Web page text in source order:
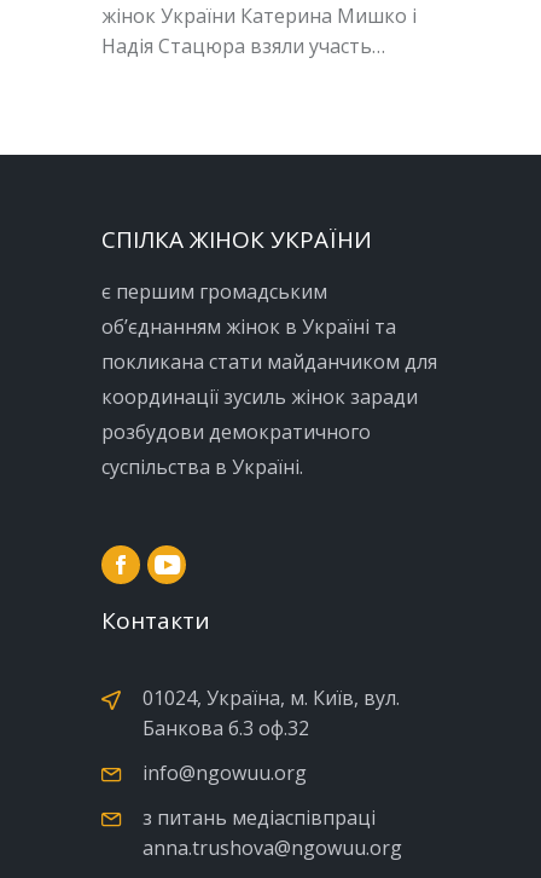
жінок України Катерина Мишко і
Надія Стацюра взяли участь…
СПІЛКА ЖІНОК УКРАЇНИ
є першим громадським
об’єднанням жінок в Україні та
покликана стати майданчиком для
координації зусиль жінок заради
розбудови демократичного
суспільства в Україні.
Контакти
01024, Україна, м. Київ, вул.
Банкова б.3 оф.32
info@ngowuu.org
з питань медіаспівпраці
anna.trushova@ngowuu.org